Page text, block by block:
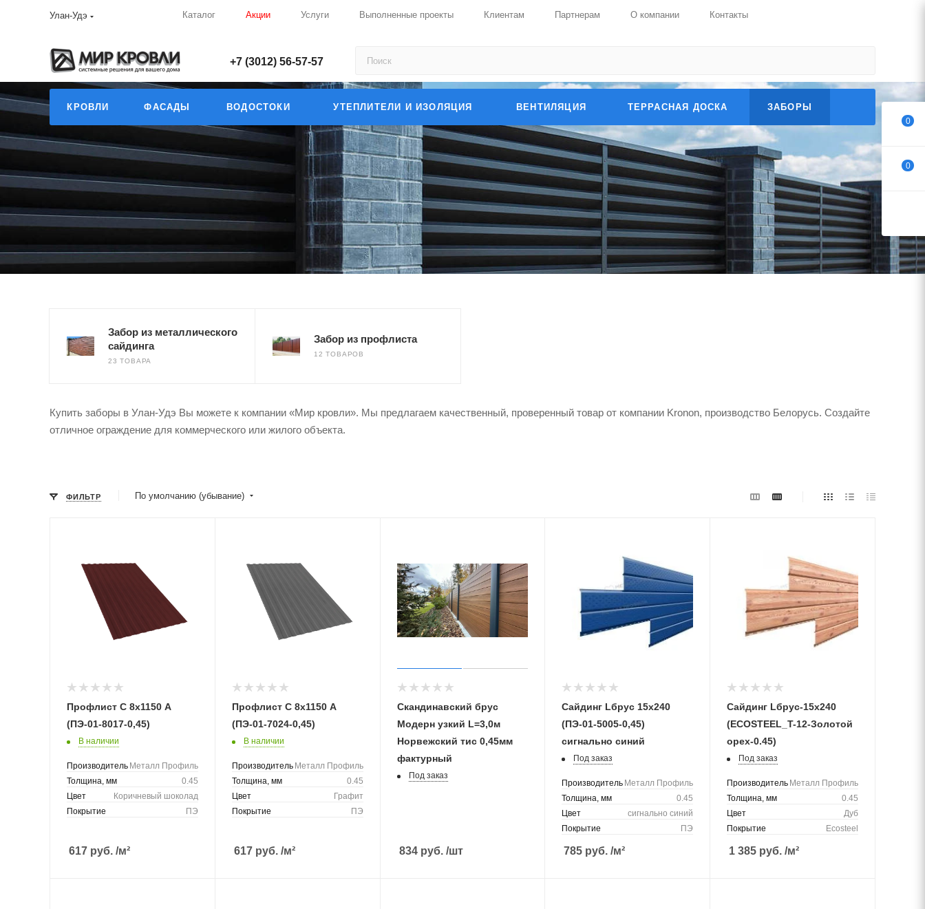
Улан-Удэ Каталог Акции Услуги Выполненные проекты Клиентам Партнерам О компании Контакты
+7 (3012) 56-57-57
КРОВЛИ ФАСАДЫ ВОДОСТОКИ УТЕПЛИТЕЛИ И ИЗОЛЯЦИЯ ВЕНТИЛЯЦИЯ ТЕРРАСНАЯ ДОСКА ЗАБОРЫ
Заборы
Забор из металлического
сайдинга
23 ТОВАРА
Забор из профлиста
12 ТОВАРОВ
Купить заборы в Улан-Удэ Вы можете к компании «Мир кровли». Мы предлагаем качественный, проверенный товар от компании Kronon, производство Белорусь. Создайте
отличное ограждение для коммерческого или жилого объекта.
ФИЛЬТР По умолчанию (убывание)
Профлист С 8х1150 А
(ПЭ-01-8017-0,45)
В наличии
Производитель Металл Профиль
Толщина, мм
0.45
Цвет
Коричневый шоколад
Покрытие
ПЭ
617 руб. /м²
Профлист С 8х1150 А
(ПЭ-01-7024-0,45)
В наличии
Производитель Металл Профиль
Толщина, мм
0.45
Цвет
Графит
Покрытие
ПЭ
617руб. /м²
Скандинавский брус
Модерн узкий L=3,0м
Норвежский тис 0,45мм
фактурный
Под заказ
834руб. /шт
Сайдинг Lбрус 15х240
(ПЭ-01-5005-0,45)
сигнально синий
Под заказ
Производитель Металл Профиль
Толщина, мм
0.45
Цвет
сигнально синий
Покрытие
ПЭ
785 руб. /м²
Сайдинг Lбрус-15х240
(ECOSTEEL_T-12-Золотой
орех-0.45)
Под заказ
Производитель Металл Профиль
Толщина, мм
0.45
Цвет
Дуб
Покрытие
Ecosteel
1 385 руб. /м²
0
0